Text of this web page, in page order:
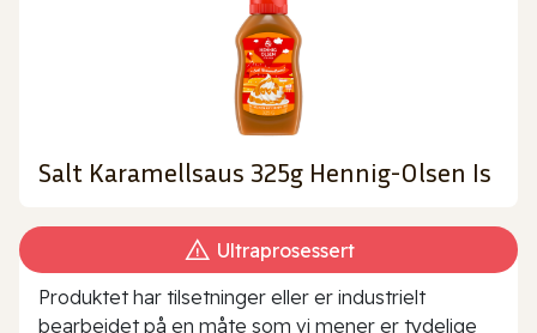
Salt Karamellsaus 325g Hennig-Olsen Is
Ultraprosessert
Produktet har tilsetninger eller er industrielt
bearbeidet på en måte som vi mener er tydelige